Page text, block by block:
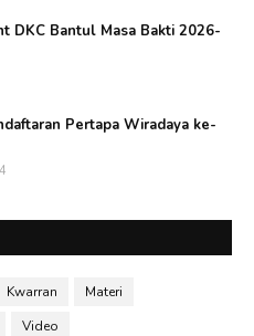
DKC Bantul Masa Bakti 2026-
Pertapa Wiradaya ke-
Kwarran
Materi
Video